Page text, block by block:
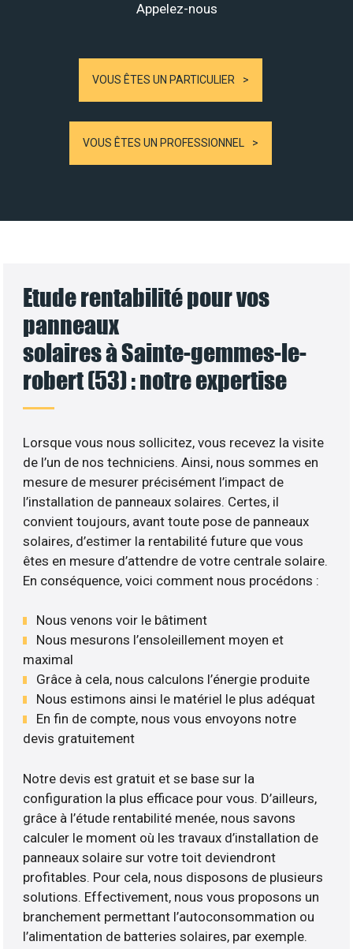
Appelez-nous
VOUS ÊTES UN PARTICULIER
VOUS ÊTES UN PROFESSIONNEL
Etude rentabilité pour vos
panneaux
solaires à Sainte-gemmes-le-
robert (53) : notre expertise
Lorsque vous nous sollicitez, vous recevez la visite
de l’un de nos techniciens. Ainsi, nous sommes en
mesure de mesurer précisément l’impact de
l’installation de panneaux solaires. Certes, il
convient toujours, avant toute pose de panneaux
solaires, d’estimer la rentabilité future que vous
êtes en mesure d’attendre de votre centrale solaire.
En conséquence, voici comment nous procédons :
Nous venons voir le bâtiment
Nous mesurons l’ensoleillement moyen et
maximal
Grâce à cela, nous calculons l’énergie produite
Nous estimons ainsi le matériel le plus adéquat
En fin de compte, nous vous envoyons notre
devis gratuitement
Notre devis est gratuit et se base sur la
configuration la plus efficace pour vous. D’ailleurs,
grâce à l’étude rentabilité menée, nous savons
calculer le moment où les travaux d’installation de
panneaux solaire sur votre toit deviendront
profitables. Pour cela, nous disposons de plusieurs
solutions. Effectivement, nous vous proposons un
branchement permettant l’autoconsommation ou
l’alimentation de batteries solaires, par exemple.